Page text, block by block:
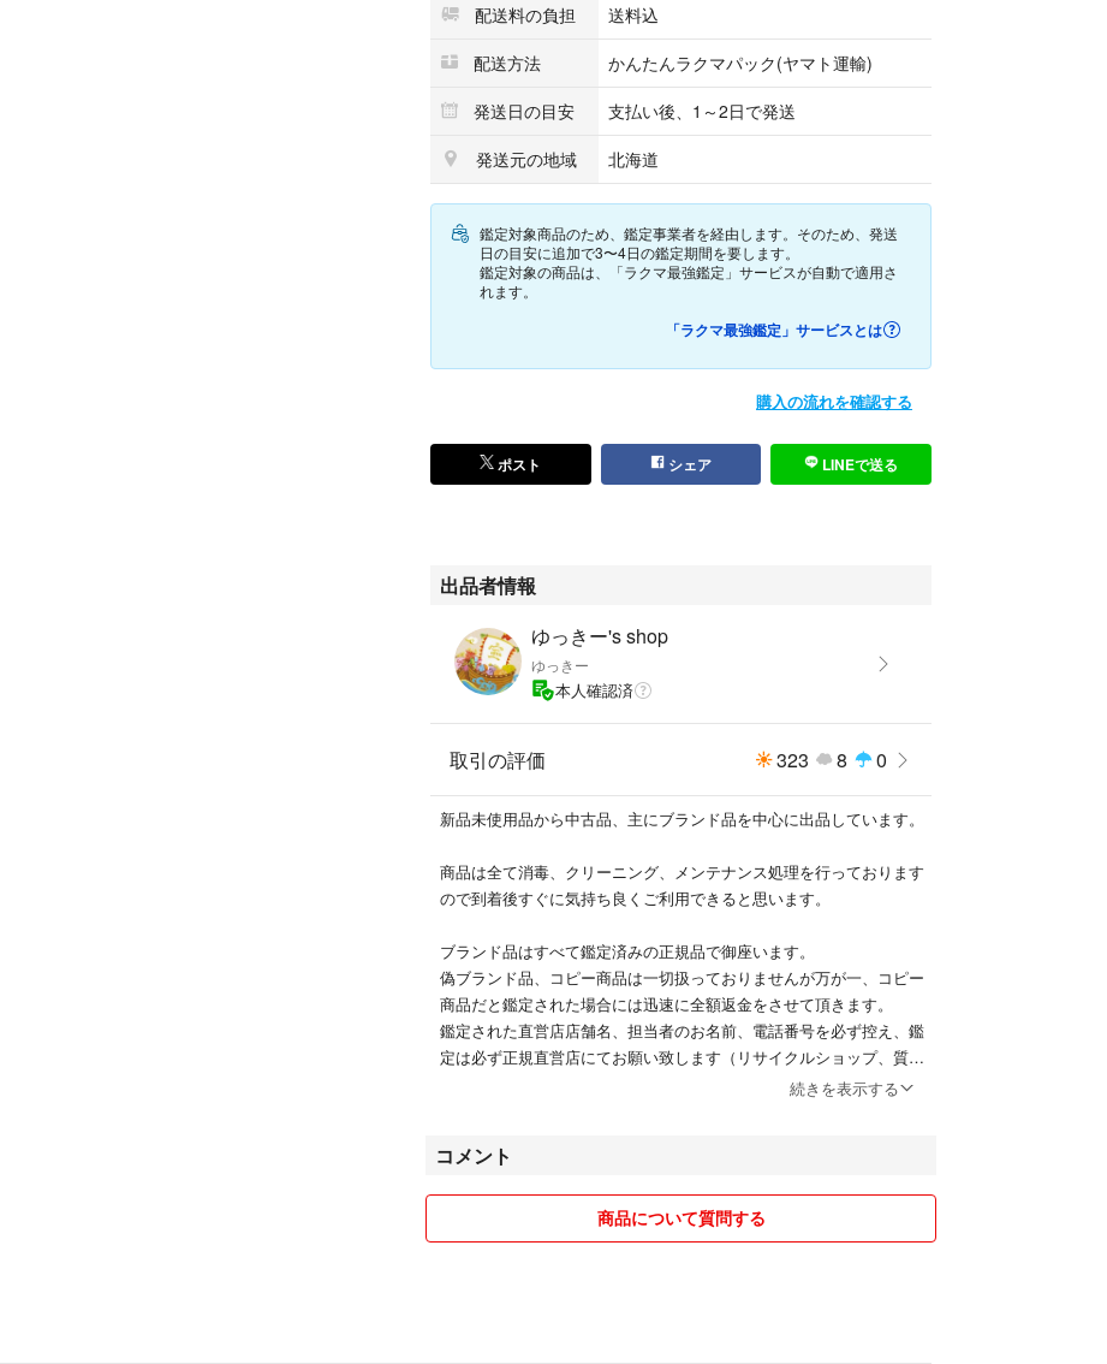
約55cm、ショート約18cm
ポケット：内カードポケット×1
付属品 ：保存袋
参考定価：--円（新品価格）
＜状態説明＞
●キズ：若干
●スレ：若干
●シミ：なし
●汚れ：なし（クリーニング済）
●内はがれ：なし
●ベタつき：なし
管理番号：n04300981
ます。
配送料の負担
送料込
配送方法
かんたんラクマパック(ヤマト運輸)
発送日の目安
支払い後、1～2日で発送
発送元の地域
北海道
鑑定対象商品のため、鑑定事業者を経由します。そのため、発送
日の目安に追加で3〜4日の鑑定期間を要します。
鑑定対象の商品は、「ラクマ最強鑑定」サービスが自動で適用さ
れます。
「ラクマ最強鑑定」サービスとは
購入の流れを確認する
ポスト シェア LINEで送る
出品者情報
ゆっきー's shop
ゆっきー
本人確認済
取引の評価 323 8 0
新品未使用品から中古品、主にブランド品を中心に出品しています。
商品は全て消毒、クリーニング、メンテナンス処理を行っております
ので到着後すぐに気持ち良くご利用できると思います。
ブランド品はすべて鑑定済みの正規品で御座います。
偽ブランド品、コピー商品は一切扱っておりませんが万が一、コピー
商品だと鑑定された場合には迅速に全額返金をさせて頂きます。
鑑定された直営店店舗名、担当者のお名前、電話番号を必ず控え、鑑
定は必ず正規直営店にてお願い致します（リサイクルショップ、質屋
させて頂いております。
■商品販売 （即購入OK!）
基本的に値下げ交渉はおこなわず即決価格ですが段階的に値下げはお
続きを表示する
コメント
商品について質問する